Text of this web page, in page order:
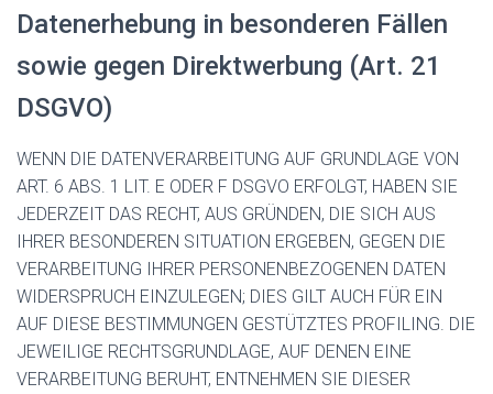
Datenerhebung in besonderen Fällen
sowie gegen Direktwerbung (Art. 21
DSGVO)
WENN DIE DATENVERARBEITUNG AUF GRUNDLAGE VON
ART. 6 ABS. 1 LIT. E ODER F DSGVO ERFOLGT, HABEN SIE
JEDERZEIT DAS RECHT, AUS GRÜNDEN, DIE SICH AUS
IHRER BESONDEREN SITUATION ERGEBEN, GEGEN DIE
VERARBEITUNG IHRER PERSONENBEZOGENEN DATEN
WIDERSPRUCH EINZULEGEN; DIES GILT AUCH FÜR EIN
AUF DIESE BESTIMMUNGEN GESTÜTZTES PROFILING. DIE
JEWEILIGE RECHTSGRUNDLAGE, AUF DENEN EINE
VERARBEITUNG BERUHT, ENTNEHMEN SIE DIESER